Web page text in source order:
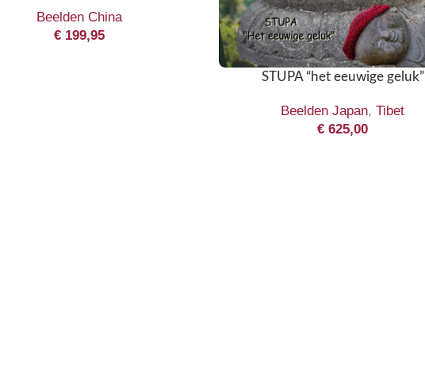
Beelden China
€199,95
STUPA “het eeuwige geluk”
Beelden Japan, Tibet
€ 625,00